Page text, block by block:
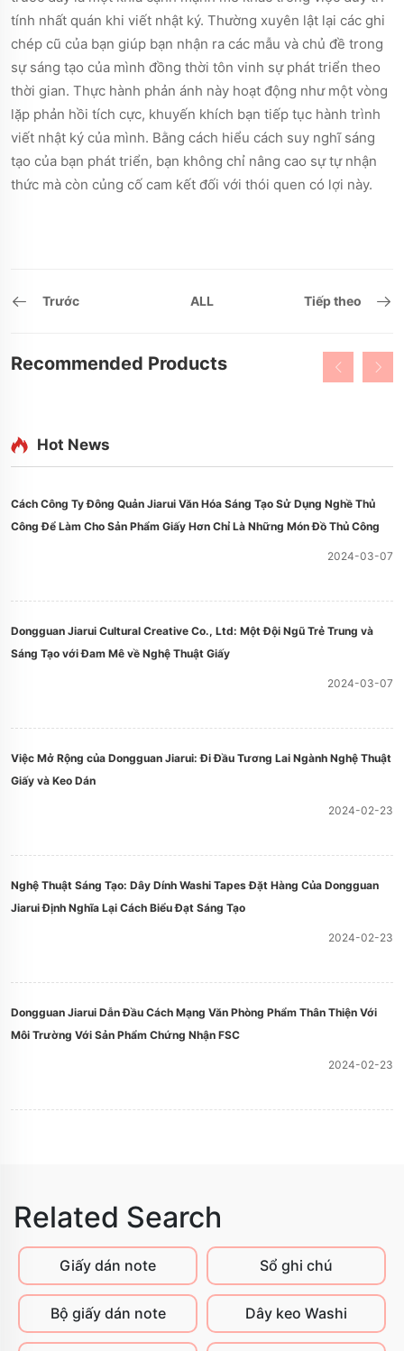
tính nhất quán khi viết nhật ký. Thường xuyên lật lại các ghi
chép cũ của bạn giúp bạn nhận ra các mẫu và chủ đề trong
sự sáng tạo của mình đồng thời tôn vinh sự phát triển theo
thời gian. Thực hành phản ánh này hoạt động như một vòng
lặp phản hồi tích cực, khuyến khích bạn tiếp tục hành trình
viết nhật ký của mình. Bằng cách hiểu cách suy nghĩ sáng
tạo của bạn phát triển, bạn không chỉ nâng cao sự tự nhận
thức mà còn củng cố cam kết đối với thói quen có lợi này.
Trước ALL Tiếp theo
Recommended Products
Hot News
Cách Công Ty Đông Quản Jiarui Văn Hóa Sáng Tạo Sử Dụng Nghề Thủ
Công Để Làm Cho Sản Phẩm Giấy Hơn Chỉ Là Những Món Đồ Thủ Công
2024-03-07
Dongguan Jiarui Cultural Creative Co., Ltd: Một Đội Ngũ Trẻ Trung và
Sáng Tạo với Đam Mê về Nghệ Thuật Giấy
2024-03-07
Việc Mở Rộng của Dongguan Jiarui: Đi Đầu Tương Lai Ngành Nghệ Thuật
Giấy và Keo Dán
2024-02-23
Nghệ Thuật Sáng Tạo: Dây Dính Washi Tapes Đặt Hàng Của Dongguan
Jiarui Định Nghĩa Lại Cách Biểu Đạt Sáng Tạo
2024-02-23
Dongguan Jiarui Dẫn Đầu Cách Mạng Văn Phòng Phẩm Thân Thiện Với
Môi Trường Với Sản Phẩm Chứng Nhận FSC
2024-02-23
Related Search
Giấy dán note Sổ ghi chú
Bộ giấy dán note Dây keo Washi